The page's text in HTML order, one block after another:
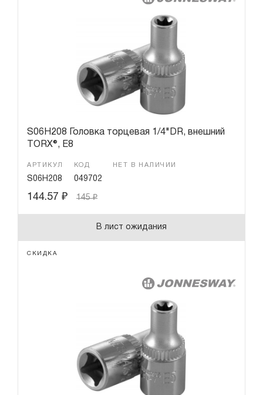
S06H208 Головка торцевая 1/4"DR, внешний
TORX®, Е8
АРТИКУЛ
S06H208
КОД
049702
НЕТ В НАЛИЧИИ
144.57 ₽ 145₽
В лист ожидания
СКИДКА